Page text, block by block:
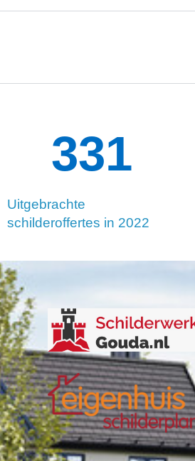
Uitgebrachte
schilderoffertes in 2022
334